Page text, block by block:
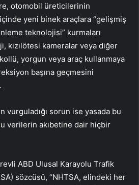
otomobil üreticilerinin
yeni binek araçlara “gelişmiş
teknolojisi” kurmaları
kızılötesi kameralar veya diğer
yorgun veya araç kullanmaya
başına geçmesini
sorun ise yasada bu
verilerin akıbetine dair hiçbir
ABD Ulusal Karayolu Trafik
sözcüsü, “NHTSA, elindeki her